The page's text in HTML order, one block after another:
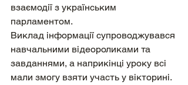
взаємодії з українським
парламентом.
Виклад інформації супроводжувався
навчальними відеороликами та
завданнями, а наприкінці уроку всі
мали змогу взяти участь у вікторині.